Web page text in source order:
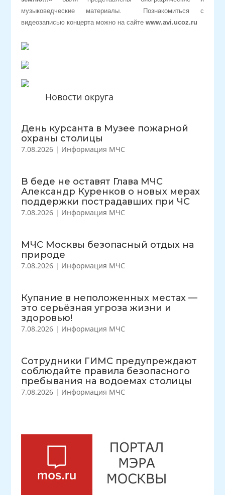
Новости округа
День курсанта в Музее пожарной
охраны столицы
7.08.2026 | Информация МЧС
В беде не оставят Глава МЧС
Александр Куренков о новых мерах
поддержки пострадавших при ЧС
7.08.2026 | Информация МЧС
МЧС Москвы безопасный отдых на
природе
7.08.2026 | Информация МЧС
Купание в неположенных местах —
это серьёзная угроза жизни и
здоровью!
7.08.2026 | Информация МЧС
Сотрудники ГИМС предупреждают
соблюдайте правила безопасного
пребывания на водоемах столицы
7.08.2026 | Информация МЧС
музыковедческие материалы.
Познакомиться с
видеозаписью концерта можно на сайтеwww.avi.ucoz.ru